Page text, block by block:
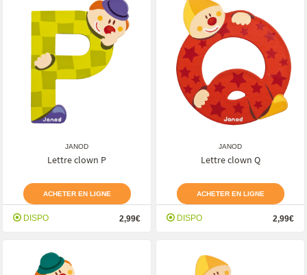
JANOD
Lettre clown P
ACHETER EN LIGNE
DISPO 2,99€
JANOD
Lettre clown Q
ACHETER EN LIGNE
DISPO 2,99€